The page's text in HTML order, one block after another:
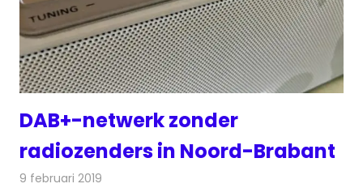
DAB+-netwerk zonder
radiozenders in Noord-Brabant
9 februari 2019